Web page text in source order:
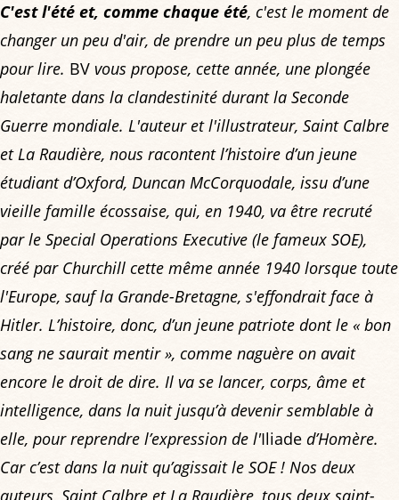
C'est l'été et, comme chaque été, c'est le moment de
changer un peu d'air, de prendre un peu plus de temps
pour lire. BV vous propose, cette année, une plongée
haletante dans la clandestinité durant la Seconde
Guerre mondiale. L'auteur et l'illustrateur, Saint Calbre
et La Raudière, nous racontent l’histoire d’un jeune
étudiant d’Oxford, Duncan McCorquodale, issu d’une
vieille famille écossaise, qui, en 1940, va être recruté
par le Special Operations Executive (le fameux SOE),
créé par Churchill cette même année 1940 lorsque toute
l'Europe, sauf la Grande-Bretagne, s'effondrait face à
Hitler. L’histoire, donc, d’un jeune patriote dont le « bon
sang ne saurait mentir », comme naguère on avait
encore le droit de dire. Il va se lancer, corps, âme et
intelligence, dans la nuit jusqu’à devenir semblable à
elle, pour reprendre l’expression de l'Iliade d’Homère.
Car c’est dans la nuit qu’agissait le SOE ! Nos deux